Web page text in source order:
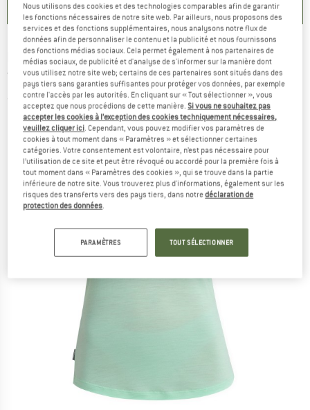
ICEBREAKER -Women's Cool-Lite Sphere III
Tank Summer Shine - Débardeur
(0)
Nous utilisons des cookies et des technologies comparables afin de garantir
les fonctions nécessaires de notre site web. Par ailleurs, nous proposons des
services et des fonctions supplémentaires, nous analysons notre flux de
données afin de personnaliser le contenu et la publicité et nous fournissons
des fonctions médias sociaux. Cela permet également à nos partenaires de
médias sociaux, de publicité et d'analyse de s'informer sur la manière dont
vous utilisez notre site web; certains de ces partenaires sont situés dans des
pays tiers sans garanties suffisantes pour protéger vos données, par exemple
contre l'accès par les autorités. En cliquant sur « Tout sélectionner », vous
acceptez que nous procédions de cette manière.Si vous ne souhaitez pas
accepter les cookies à l’exception des cookies techniquement nécessaires,
veuillez cliquer ici. Cependant, vous pouvez modifier vos paramètres de
cookies à tout moment dans « Paramètres » et sélectionner certaines
catégories. Votre consentement est volontaire, n’est pas nécessaire pour
l’utilisation de ce site et peut être révoqué ou accordé pour la première fois à
tout moment dans « Paramètres des cookies », qui se trouve dans la partie
inférieure de notre site. Vous trouverez plus d'informations, également sur les
risques des transferts vers des pays tiers, dans notredéclaration de
protection des données.
PARAMÈTRES TOUT SÉLECTIONNER